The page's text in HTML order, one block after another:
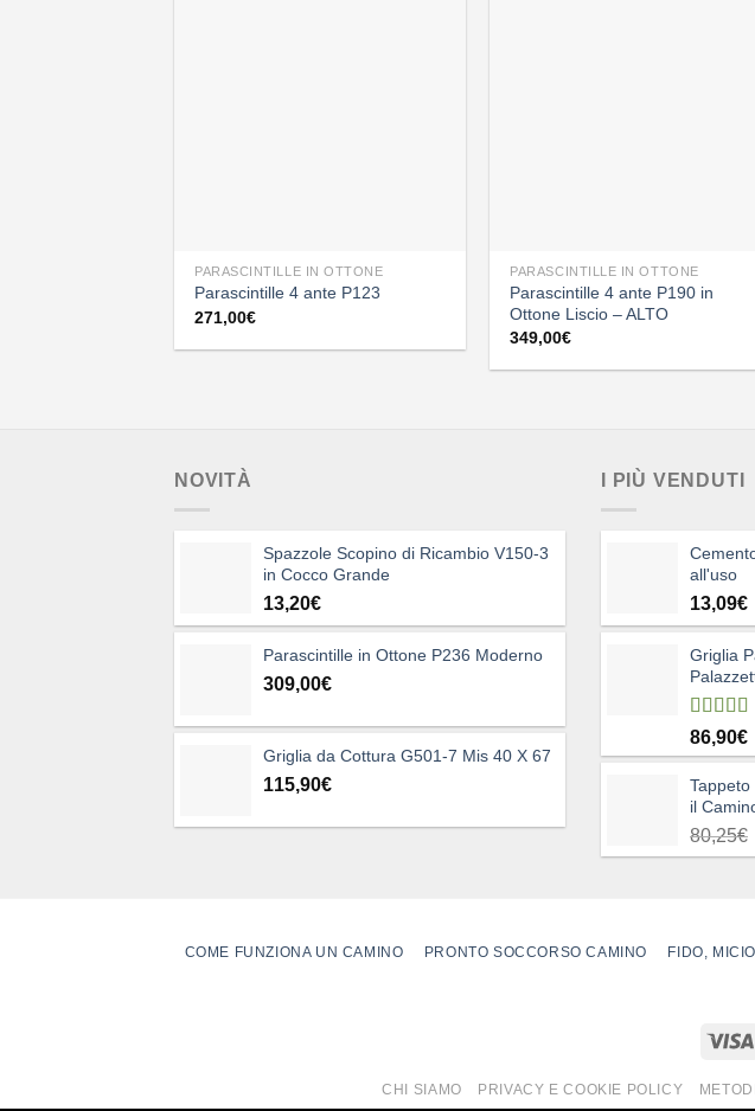
PARASCINTILLE IN OTTONE
Parascintille 4 ante P123
271,00€
PARASCINTILLE IN OTTONE
Parascintille 4 ante P190 in
Ottone Liscio – ALTO
349,00€
NOVITÀ
Spazzole Scopino di Ricambio V150-3
in Cocco Grande
13,20€
Parascintille in Ottone P236 Moderno
309,00€
Griglia da Cottura G501-7 Mis 40 X 67
115,90€
I PIÙ VENDUTI
all'uso
13,09€
Griglia
Valutato
5.00su
86,90€
il
80,25€
COME FUNZIONA UN CAMINO PRONTO SOCCORSO CAMINO FIDO,
CHI SIAMO PRIVACY E COOKIE POLICY